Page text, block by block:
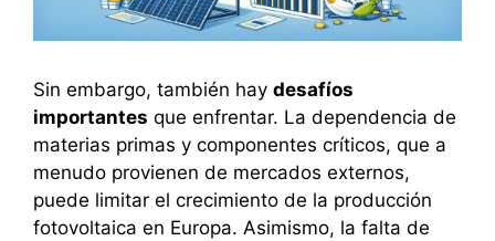
Sin embargo, también hay desafíos
importantes que enfrentar. La dependencia de
materias primas y componentes críticos, que a
menudo provienen de mercados externos,
puede limitar el crecimiento de la producción
fotovoltaica en Europa. Asimismo, la falta de